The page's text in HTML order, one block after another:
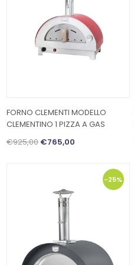
FORNO CLEMENTI MODELLO
CLEMENTINO 1 PIZZA A GAS
€925,00 €765,00
-25%